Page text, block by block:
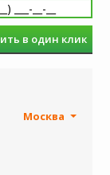
в один клик
Москва